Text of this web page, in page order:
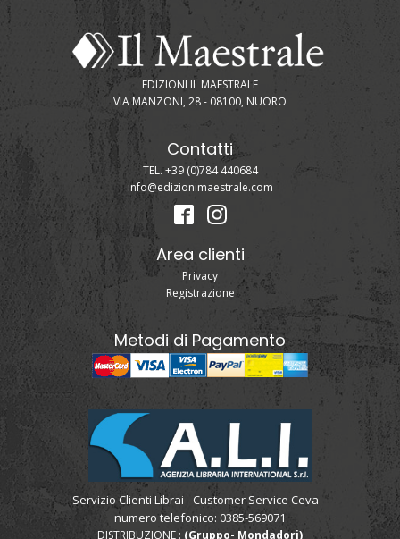
EDIZIONI IL MAESTRALE
VIA MANZONI, 28 - 08100, NUORO
Contatti
TEL. +39 (0)784 440684
info@edizionimaestrale.com
Area clienti
Privacy
Registrazione
Metodi di Pagamento
Servizio Clienti Librai - Customer Service Ceva -
numero telefonico: 0385-569071
DISTRIBUZIONE : (Gruppo- Mondadori)